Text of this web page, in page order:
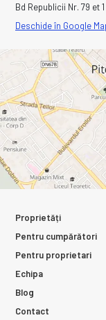
Bd Republicii Nr. 79 et
Deschide în Google
Proprietăți
Pentru cumpărători
Pentru proprietari
Echipa
Blog
Contact